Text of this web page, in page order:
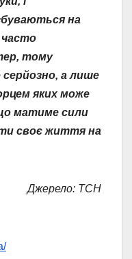
на
часто
тому
серйозно, а лише
яких може
матиме сили
своє життя на
Джерело: ТСН